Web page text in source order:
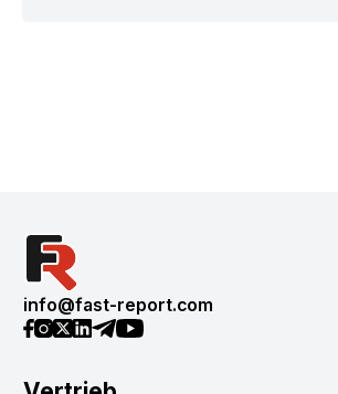
info@fast-report.com